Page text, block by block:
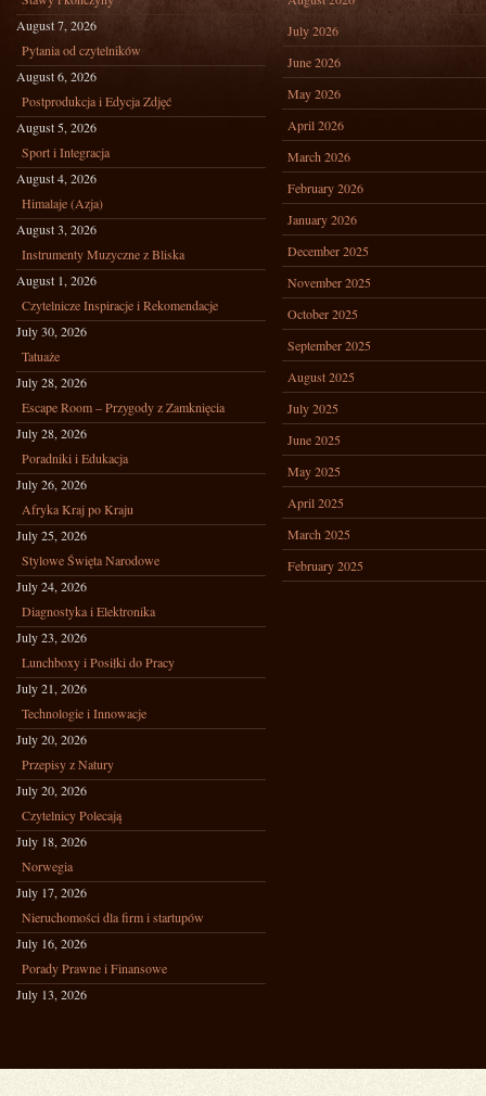
August 7, 2026
Pytania od czytelników
August 6, 2026
Postprodukcja i Edycja Zdjęć
August 5, 2026
Sport i Integracja
August 4, 2026
Himalaje (Azja)
August 3, 2026
Instrumenty Muzyczne z Bliska
August 1, 2026
Czytelnicze Inspiracje i Rekomendacje
July 30, 2026
Tatuaże
July 28, 2026
Escape Room – Przygody z Zamknięcia
July 28, 2026
Poradniki i Edukacja
July 26, 2026
Afryka Kraj po Kraju
July 25, 2026
Stylowe Święta Narodowe
July 24, 2026
Diagnostyka i Elektronika
July 23, 2026
Lunchboxy i Posiłki do Pracy
July 21, 2026
Technologie i Innowacje
July 20, 2026
Przepisy z Natury
July 20, 2026
Czytelnicy Polecają
July 18, 2026
Norwegia
July 17, 2026
Nieruchomości dla firm i startupów
July 16, 2026
Porady Prawne i Finansowe
July 13, 2026
July 2026
June 2026
May 2026
April 2026
March 2026
February 2026
January 2026
December 2025
November 2025
October 2025
September 2025
August 2025
July 2025
June 2025
May 2025
April 2025
March 2025
February 2025